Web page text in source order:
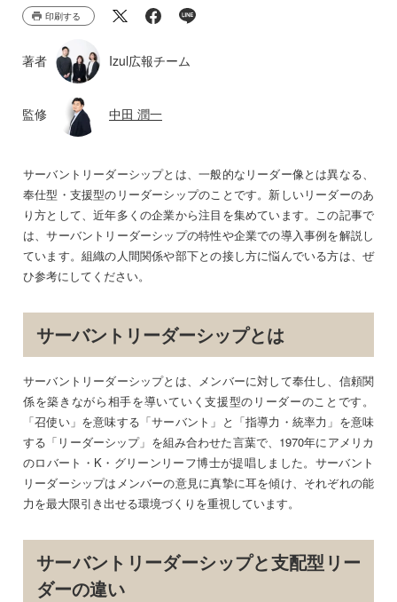
印刷する
著者 Izul広報チーム
監修 中田 潤一
サーバントリーダーシップとは、一般的なリーダー像とは異なる、
奉仕型・支援型のリーダーシップのことです。新しいリーダーのあ
り方として、近年多くの企業から注目を集めています。この記事で
は、サーバントリーダーシップの特性や企業での導入事例を解説し
ています。組織の人間関係や部下との接し方に悩んでいる方は、ぜ
ひ参考にしてください。
サーバントリーダーシップとは
サーバントリーダーシップとは、メンバーに対して奉仕し、信頼関
係を築きながら相手を導いていく支援型のリーダーのことです。
「召使い」を意味する「サーバント」と「指導力・統率力」を意味
する「リーダーシップ」を組み合わせた言葉で、1970年にアメリカ
のロバート・K・グリーンリーフ博士が提唱しました。サーバント
リーダーシップはメンバーの意見に真摯に耳を傾け、それぞれの能
力を最大限引き出せる環境づくりを重視しています。
サーバントリーダーシップと支配型リー
ダーの違い